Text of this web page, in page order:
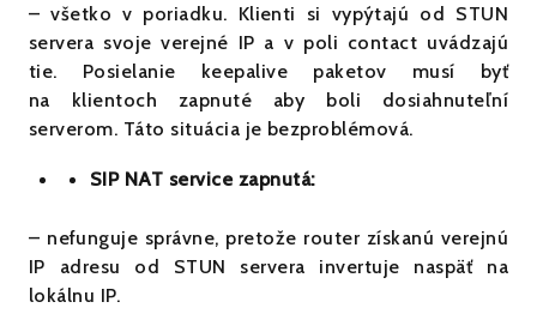
– všetko v poriadku. Klienti si vypýtajú od STUN
servera svoje verejné IP a v poli contact uvádzajú
tie. Posielanie keepalive paketov musí byť
na klientoch zapnuté aby boli dosiahnuteľní
serverom. Táto situácia je bezproblémová.
SIP NAT service zapnutá:
– nefunguje správne, pretože router získanú verejnú
IP adresu od STUN servera invertuje naspäť na
lokálnu IP.